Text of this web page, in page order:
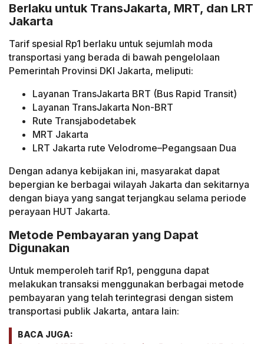
Berlaku untuk TransJakarta, MRT, dan LRT
Jakarta
Tarif spesial Rp1 berlaku untuk sejumlah moda
transportasi yang berada di bawah pengelolaan
Pemerintah Provinsi DKI Jakarta, meliputi:
Layanan TransJakarta BRT (Bus Rapid Transit)
Layanan TransJakarta Non-BRT
Rute Transjabodetabek
MRT Jakarta
LRT Jakarta rute Velodrome–Pegangsaan Dua
Dengan adanya kebijakan ini, masyarakat dapat
bepergian ke berbagai wilayah Jakarta dan sekitarnya
dengan biaya yang sangat terjangkau selama periode
perayaan HUT Jakarta.
Metode Pembayaran yang Dapat
Digunakan
Untuk memperoleh tarif Rp1, pengguna dapat
melakukan transaksi menggunakan berbagai metode
pembayaran yang telah terintegrasi dengan sistem
transportasi publik Jakarta, antara lain:
BACA JUGA: